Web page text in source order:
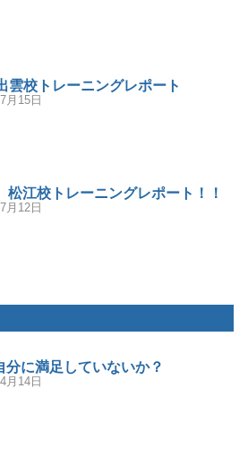
雲校トレーニングレポート
月15日
江校トレーニングレポート！！
月12日
分に満足していないか？
月14日